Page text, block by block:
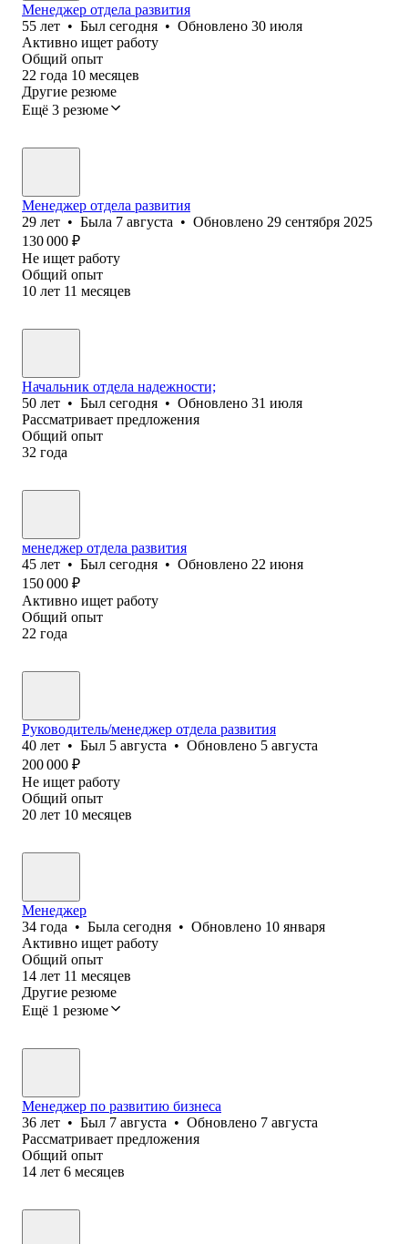
Менеджер отдела развития
55 лет • Был сегодня • Обновлено 30 июля
Активно ищет работу
Общий опыт
22 года 10 месяцев
Другие резюме
Ещё 3 резюме
Менеджер отдела развития
29 лет • Была 7 августа • Обновлено 29 сентября 2025
130 000 ₽
Не ищет работу
Общий опыт
10 лет 11 месяцев
Начальник отдела надежности;
50 лет • Был сегодня • Обновлено 31 июля
Рассматривает предложения
Общий опыт
32 года
менеджер отдела развития
45 лет • Был сегодня • Обновлено 22 июня
150 000 ₽
Активно ищет работу
Общий опыт
22 года
Руководитель/менеджер отдела развития
40 лет • Был 5 августа • Обновлено 5 августа
200 000 ₽
Не ищет работу
Общий опыт
20 лет 10 месяцев
Менеджер
34 года • Была сегодня • Обновлено 10 января
Активно ищет работу
Общий опыт
14 лет 11 месяцев
Другие резюме
Ещё 1 резюме
Менеджер по развитию бизнеса
36 лет • Был 7 августа • Обновлено 7 августа
Рассматривает предложения
Общий опыт
14 лет 6 месяцев